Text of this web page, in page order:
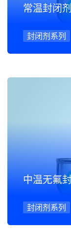
常温封闭
封闭剂系列
中温无氟
封闭剂系列